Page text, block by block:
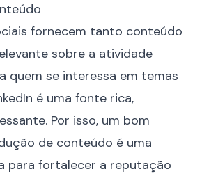
fornecem tanto conteúdo
sobre a atividade
quem se interessa em temas
é uma fonte rica,
Por isso, um bom
de conteúdo é uma
para fortalecer a reputação